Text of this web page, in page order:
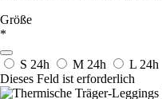
Größe
*
S 24h M 24h L 24h
Dieses Feld ist erforderlich